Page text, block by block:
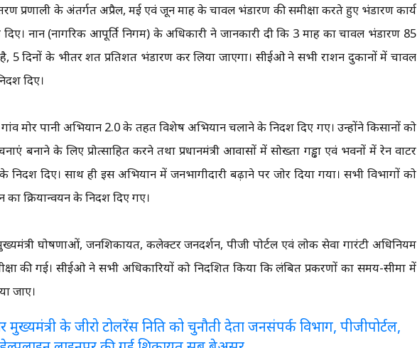
प्रणाली के अंतर्गत अप्रैल, मई एवं जून माह के चावल भंडारण की समीक्षा करते हुए भंडारण कार्य
दिए। नान (नागरिक आपूर्ति निगम) के अधिकारी ने जानकारी दी कि 3 माह का चावल भंडारण 85
5 दिनों के भीतर शत प्रतिशत भंडारण कर लिया जाएगा। सीईओ ने सभी राशन दुकानों में चावल
दिए।
मोर पानी अभियान 2.0 के तहत विशेष अभियान चलाने के निर्देश दिए गए। उन्होंने किसानों को
बनाने के लिए प्रोत्साहित करने तथा प्रधानमंत्री आवासों में सोख्ता गड्ढा एवं भवनों में रेन वाटर
के निर्देश दिए। साथ ही इस अभियान में जनभागीदारी बढ़ाने पर जोर दिया गया। सभी विभागों को
क्रियान्वयन के निर्देश दिए गए।
घोषणाओं, जनशिकायत, कलेक्टर जनदर्शन, पीजी पोर्टल एवं लोक सेवा गारंटी अधिनियम
की गई। सीईओ ने सभी अधिकारियों को निर्देशित किया कि लंबित प्रकरणों का समय-सीमा में
जाए।
और मुख्यमंत्री के जीरो टोलरेंस निति को चुनौती देता जनसंपर्क विभाग, पीजीपोर्टल,